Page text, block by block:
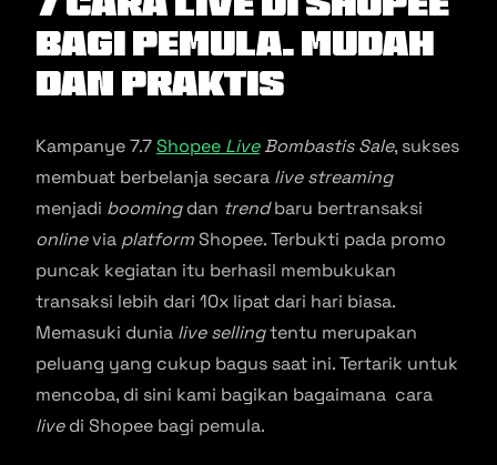
Bagi Pemula. Mudah
dan Praktis
Kampanye 7.7Shopee LiveBombastis Sale, sukses
membuat berbelanja secara live streaming
menjadi boomingdan trendbaru bertransaksi
onlinevia platformShopee. Terbukti pada promo
puncak kegiatan itu berhasil membukukan
transaksi lebih dari 10x lipat dari hari biasa.
Memasuki dunia live sellingtentu merupakan
peluang yang cukup bagus saat ini. Tertarik untuk
mencoba, di sini kami bagikan bagaimana cara
livedi Shopee bagi pemula.